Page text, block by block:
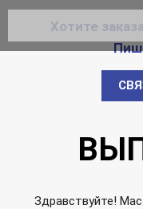
Хотите
Здравствуйте!